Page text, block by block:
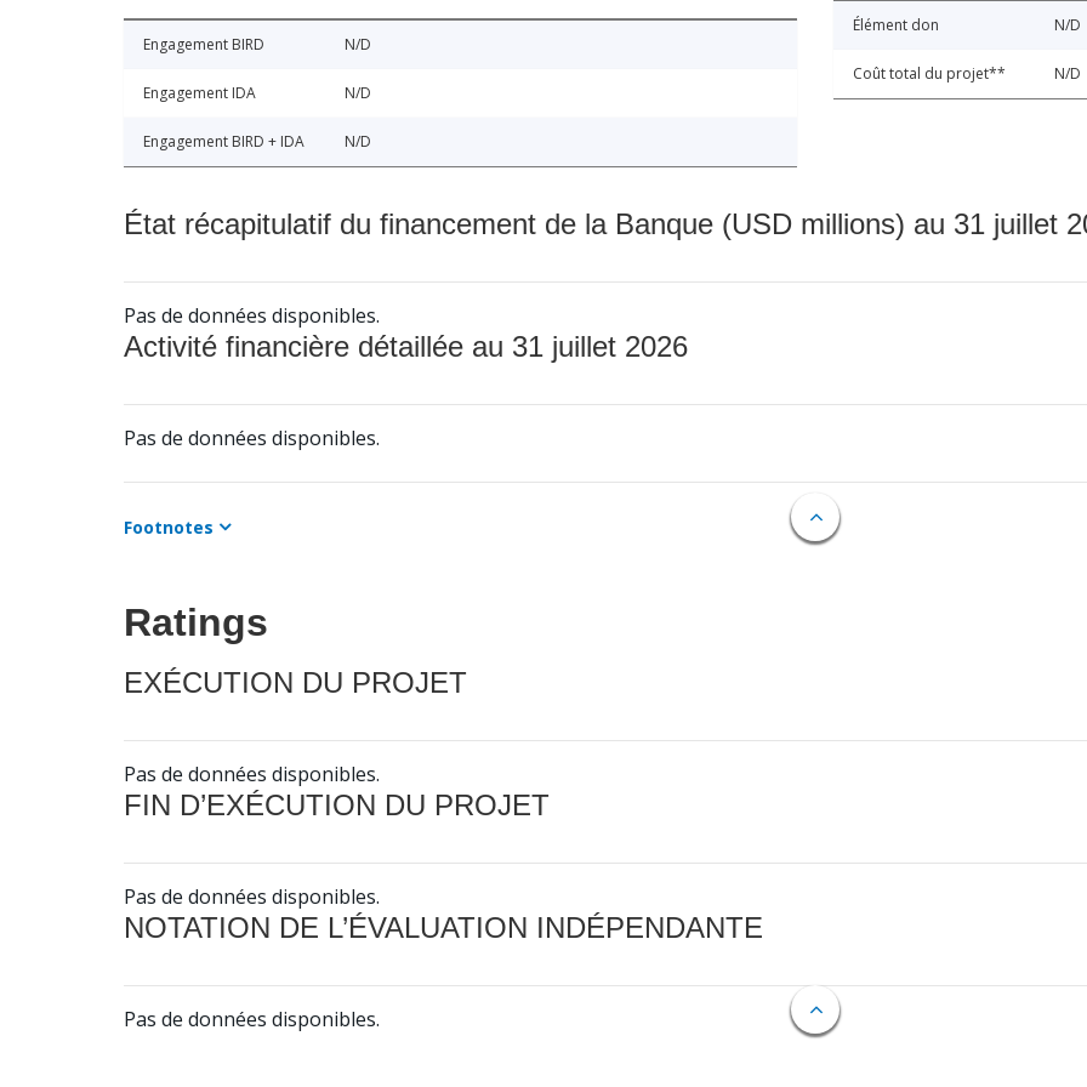
Engagement BIRD N/D
Engagement IDA N/D
Engagement BIRD + IDA N/D
Élément don N/D
Coût total du projet** N/D
État récapitulatif du financement de la Banque (USD millions) au 31 juillet
Pas de données disponibles.
Activité financière détaillée au 31 juillet 2026
Pas de données disponibles.
Footnotes
Ratings
EXÉCUTION DU PROJET
Pas de données disponibles.
FIN D’EXÉCUTION DU PROJET
Pas de données disponibles.
NOTATION DE L’ÉVALUATION INDÉPENDANTE
Pas de données disponibles.